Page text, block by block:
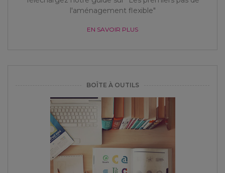
l'aménagement flexible"
EN SAVOIR PLUS
BOÎTE À OUTILS